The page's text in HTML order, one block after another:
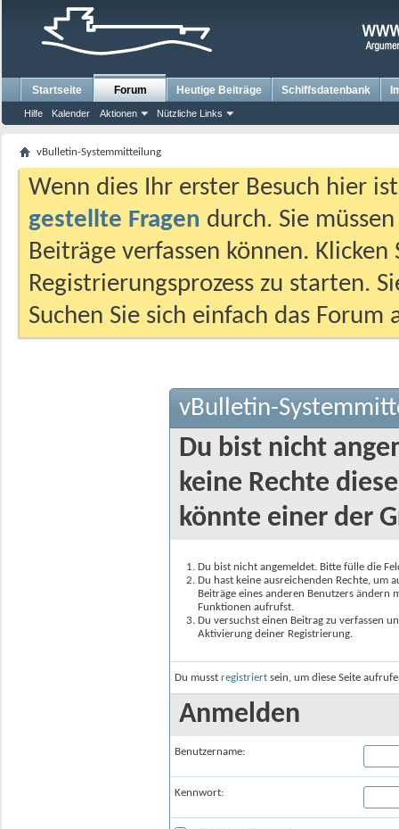
Startseite Forum
Hilfe Kalender Aktionen Nützliche Links
Heutige Beiträge Schiffsdatenbank
vBulletin-Systemmitteilung
Wenn dies Ihr erster Besuch hier
gestellte Fragen durch. Sie
Beiträge verfassen können.
Registrierungsprozess zu starten.
Suchen Sie sich einfach das
vBulletin-
Du bist nicht
keine Rechte
könnte einer der
Du bist nicht angemeldet. Bitte fülle die
Du hast keine ausreichenden Rechte, um
Beiträge eines anderen Benutzers
Funktionen aufrufst.
Du versuchst einen Beitrag zu verfassen
Aktivierung deiner Registrierung.
Du musst registriert sein, um diese Seite
Anmelden
Benutzername:
Kennwort: